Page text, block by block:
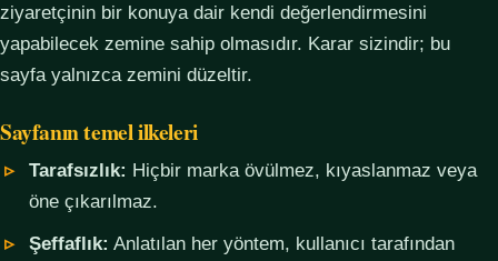
ziyaretçinin bir konuya dair kendi değerlendirmesini
yapabilecek zemine sahip olmasıdır. Karar sizindir; bu
sayfa yalnızca zemini düzeltir.
Sayfanın temel ilkeleri
Tarafsızlık: Hiçbir marka övülmez, kıyaslanmaz veya
öne çıkarılmaz.
Şeffaflık: Anlatılan her yöntem, kullanıcı tarafından